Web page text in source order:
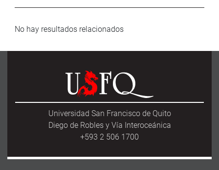
No hay resultados relacionados
Universidad San Francisco de Quito
Diego de Robles y Vía Interoceánica
+593 2 506 1700